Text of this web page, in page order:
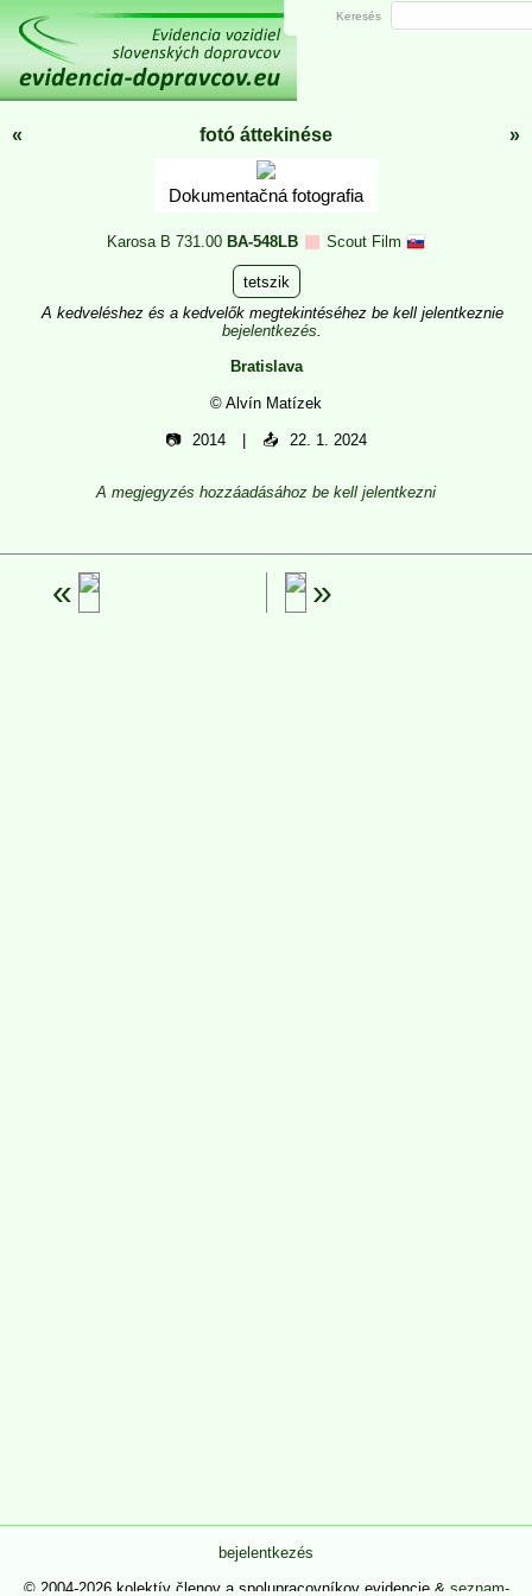
« fotó áttekinése »
Dokumentačná fotografia
Karosa B 731.00 BA-548LB Scout Film
tetszik
A kedveléshez és a kedvelők megtekintéséhez be kell jelentkeznie
bejelentkezés.
Bratislava
© Alvín Matízek
📷 2014 📤 22. 1. 2024
A megjegyzés hozzáadásához be kell jelentkezni
Keresés
bejelentkezés
© 2004-2026 kolektív členov a spolupracovníkov evidencie & seznam-